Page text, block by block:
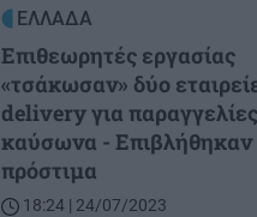
ΕΛΛΑΔΑ
Επιθεωρητές εργασίας
«τσάκωσαν» δύο
delivery για
καύσωνα - Επιβλήθηκαν
πρόστιμα
18:24 | 24/07/2023